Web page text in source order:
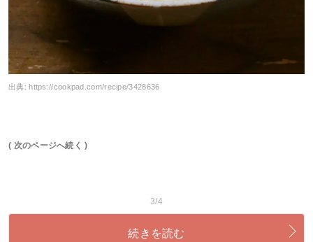
出典:https://cookpad.com/recipe/3428636
( 次のページへ続く )
3/4
続きを読む